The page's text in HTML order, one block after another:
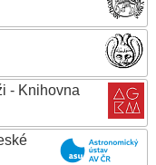
- Knihovna